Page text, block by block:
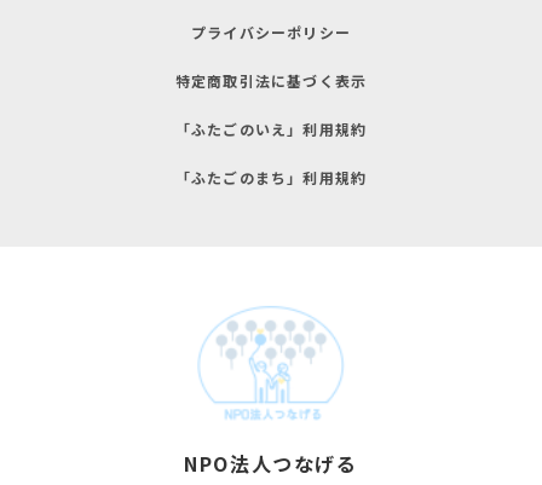
プライバシーポリシー
特定商取引法に基づく表示
「ふたごのいえ」利用規約
「ふたごのまち」利用規約
NPO法人つなげる